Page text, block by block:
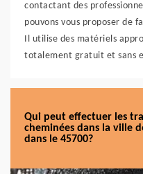
contactant des
pouvons vous proposer de
Il utilise des matériels
totalement gratuit et sans
Qui peut effectuer les
cheminées dans la ville
dans le 45700?